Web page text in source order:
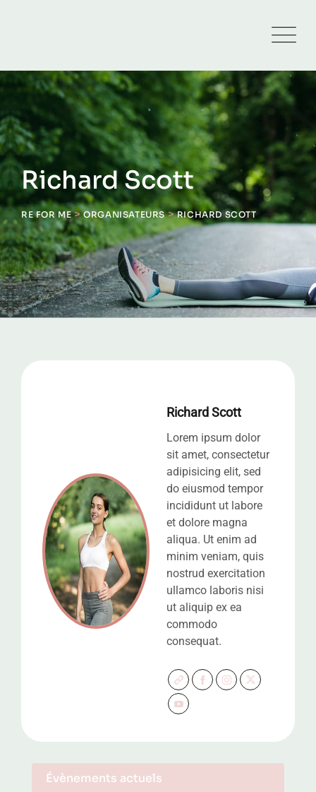
Richard Scott
RE FOR ME>ORGANISATEURS>RICHARD SCOTT
Richard Scott
Lorem ipsum dolor
sit amet, consectetur
adipisicing elit, sed
do eiusmod tempor
incididunt ut labore
et dolore magna
aliqua. Ut enim ad
minim veniam, quis
nostrud exercitation
ullamco laboris nisi
ut aliquip ex ea
commodo
consequat.
Évènements actuels